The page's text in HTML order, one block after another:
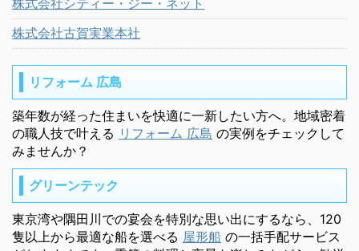
株式会社古賀実業本社
リフォーム 広島
築年数が経った住まいを快適に一新したい方へ。地域密着
の職人技で叶える リフォーム 広島 の実例をチェックして
みませんか？
グリーンテック
東京湾や隅田川での宴会を特別な思い出にするなら、120
隻以上から最適な船を選べる 屋形船 の一括手配サービス